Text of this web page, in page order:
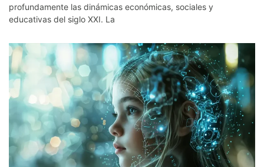
profundamente las dinámicas económicas, sociales y
educativas del siglo XXI. La